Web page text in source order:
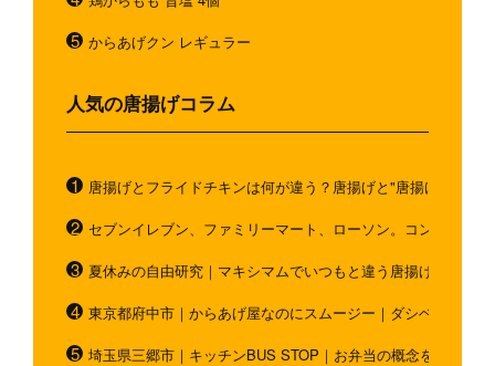
からあげクン レギュラー
人気の唐揚げコラム
唐揚げとフライドチキンは何が違う？唐揚げと"唐揚げと似て
セブンイレブン、ファミリーマート、ローソン。コンビニの
夏休みの自由研究｜マキシマムでいつもと違う唐揚げを作ろう
東京都府中市｜からあげ屋なのにスムージー｜ダシベース唐
埼玉県三郷市｜キッチンBUS STOP｜お弁当の概念を超越！